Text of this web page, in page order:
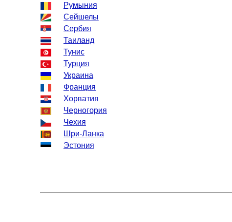
Румыния
Сейшелы
Сербия
Таиланд
Тунис
Турция
Украина
Франция
Хорватия
Черногория
Чехия
Шри-Ланка
Эстония